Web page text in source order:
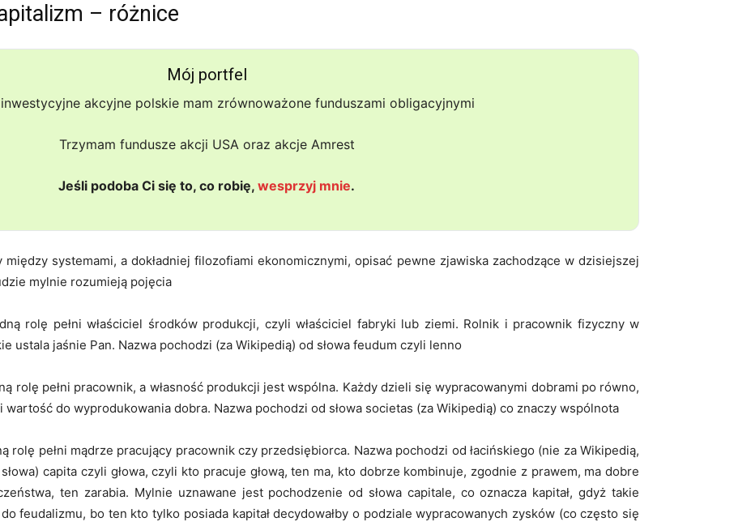
– różnice
Mój portfel
inwestycyjne akcyjne polskie mam zrównoważone funduszami obligacyjnymi
Trzymam fundusze akcji USA oraz akcje Amrest
Jeśli podoba Ci się to, co robię, wesprzyj mnie.
systemami, a dokładniej filozofiami ekonomicznymi, opisać pewne zjawiska zachodzące w dzisiejszej
mylnie rozumieją pojęcia
rolę pełni właściciel środków produkcji, czyli właściciel fabryki lub ziemi. Rolnik i pracownik fizyczny w
ustala jaśnie Pan. Nazwa pochodzi (za Wikipedią) od słowa feudum czyli lenno
rolę pełni pracownik, a własność produkcji jest wspólna. Każdy dzieli się wypracowanymi dobrami po równo,
do wyprodukowania dobra. Nazwa pochodzi od słowa societas (za Wikipedią) co znaczy wspólnota
rolę pełni mądrze pracujący pracownik czy przedsiębiorca. Nazwa pochodzi od łacińskiego (nie za Wikipedią,
capita czyli głowa, czyli kto pracuje głową, ten ma, kto dobrze kombinuje, zgodnie z prawem, ma dobre
ten zarabia. Mylnie uznawane jest pochodzenie od słowa capitale, co oznacza kapitał, gdyż takie
feudalizmu, bo ten kto tylko posiada kapitał decydowałby o podziale wypracowanych zysków (co często się